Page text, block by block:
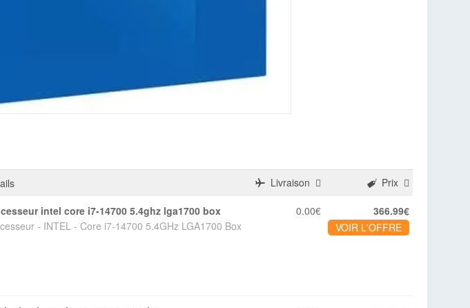
Livraison Prix
intel core i7-14700 5.4ghz lga1700 box
- INTEL - Core i7-14700 5.4GHz LGA1700 Box
0.00€
366.99€
VOIR L'OFFRE